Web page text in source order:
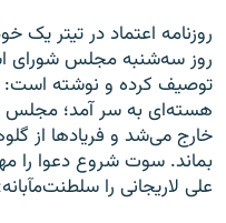
روزنامه اعتماد در تیتر یک
روز سه‌شنبه مجلس شورای
توصیف کرده و نوشته است:
هسته‌ای به سر آمد؛
خارج می‌شد و فریادها از
بماند. سوت شروع دعوا را
علی لاریجانی را